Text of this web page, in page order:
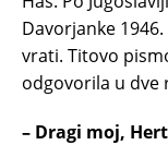
Davorjanke
vrati. Titovo
odgovorila u dve
– Dragi moj,